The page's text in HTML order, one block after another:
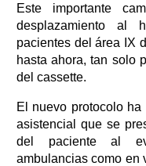
Este importante
desplazamiento al
pacientes del área IX
hasta ahora, tan solo
del cassette.
El nuevo protocolo
asistencial que se
del paciente al
ambulancias como en